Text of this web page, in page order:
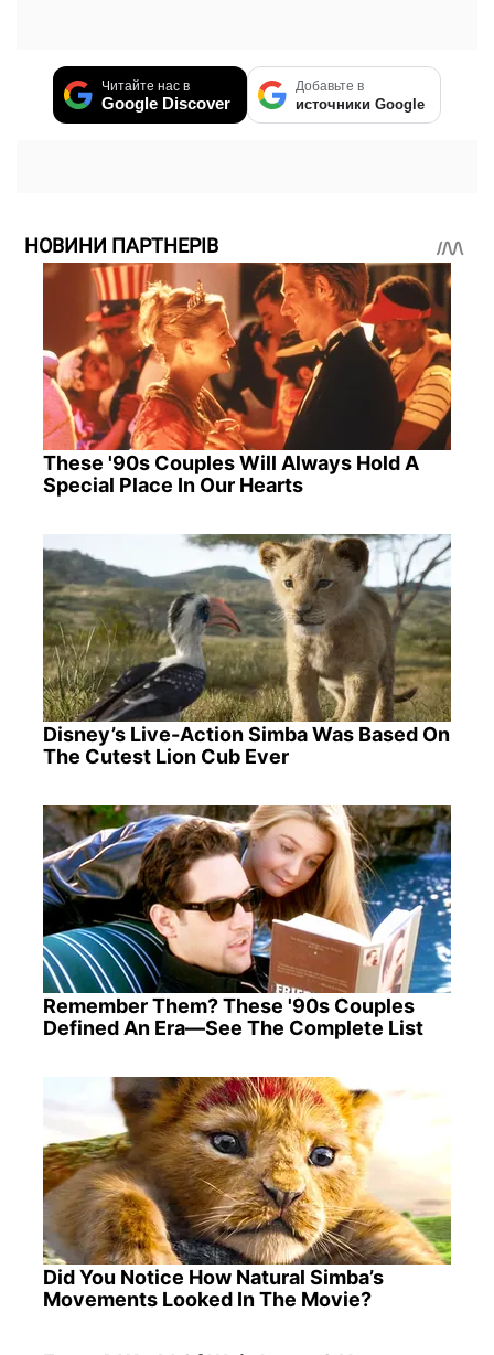
Читайте нас в
Google Discover
Добавьте в
источники Google
НОВИНИ ПАРТНЕРІВ
These '90s Couples Will Always Hold A
Special Place In Our Hearts
Disney’s Live-Action Simba Was Based On
The Cutest Lion Cub Ever
Remember Them? These '90s Couples
Defined An Era—See The Complete List
Did You Notice How Natural Simba’s
Movements Looked In The Movie?